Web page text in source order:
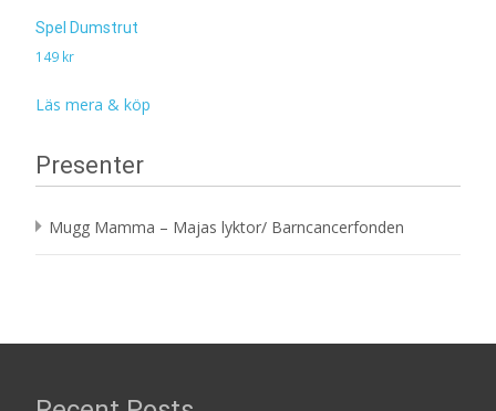
Spel Dumstrut
149 kr
Läs mera & köp
Presenter
Mugg Mamma – Majas lyktor/ Barncancerfonden